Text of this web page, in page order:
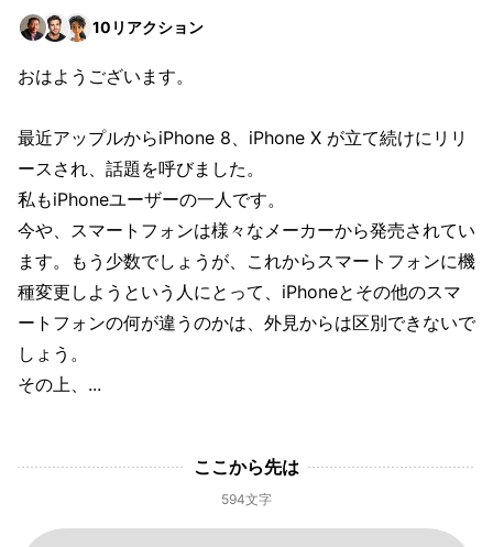
10 リアクション
おはようございます。
最近アップルからiPhone 8、iPhone X が立て続けにリリ
ースされ、話題を呼びました。
私もiPhoneユーザーの一人です。
今や、スマートフォンは様々なメーカーから発売されてい
ます。もう少数でしょうが、これからスマートフォンに機
種変更しようという人にとって、iPhoneとその他のスマ
ートフォンの何が違うのかは、外見からは区別できないで
しょう。
その上、...
ここから先は
594文字